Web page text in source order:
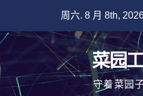
内
容
周六. 8 月 8th,
菜园
守着菜园